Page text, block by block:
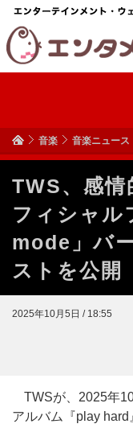
音楽 音楽ニュース
TWS、感
フィシャル
mode」バ
ストを公開
2025年10月5日 / 18:55
TWSが、2025年
アルバム『play